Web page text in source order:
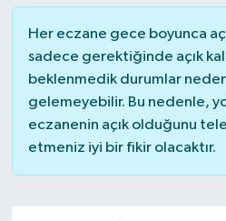
Her eczane gece boyunca
sadece gerektiğinde açık
beklenmedik durumlar
gelemeyebilir. Bu nedenle,
eczanenin açık olduğunu
etmeniz iyi bir fikir olacaktır.
YEREL
BÖLGEDEN
BİLİM TEKNOLOJİ
ASAYİŞ